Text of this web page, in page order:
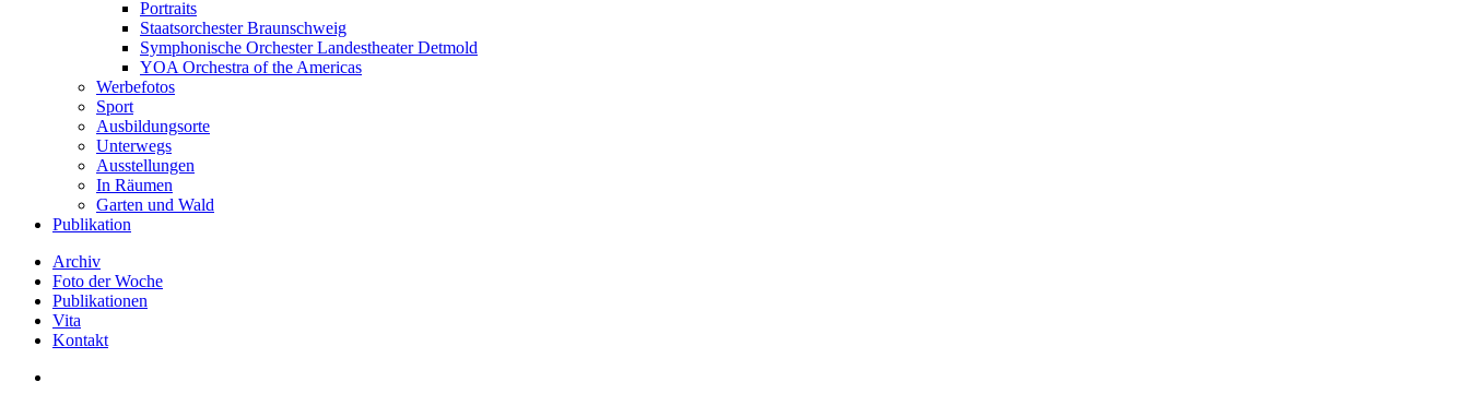
Portraits
Staatsorchester Braunschweig
Symphonische Orchester Landestheater Detmold
YOA Orchestra of the Americas
Werbefotos
Sport
Ausbildungsorte
Unterwegs
Ausstellungen
In Räumen
Garten und Wald
Publikation
Archiv
Foto der Woche
Publikationen
Vita
Kontakt